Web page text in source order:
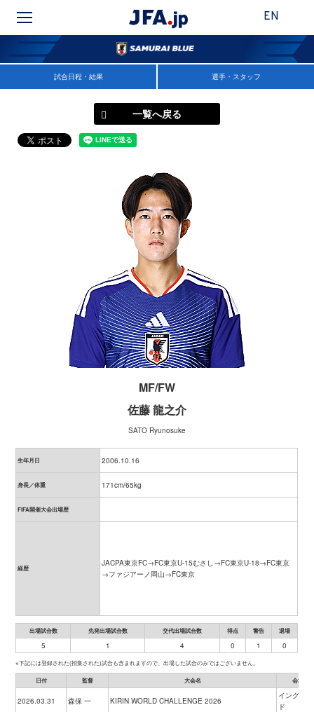
EN
試合日程・結果 選手・スタッフ
一覧へ戻る
MF/FW
佐藤 龍之介
SATO Ryunosuke
生年月日 2006.10.16
身長／体重 171cm/65kg
FIFA開催大会出場歴
経歴
JACPA東京FC→FC東京U-15むさし→FC東京U-18→FC東京
→ファジアーノ岡山→FC東京
出場試合数 先発出場試合数 交代出場試合数 得点 警告 退場
5 1 4 0 1 0
※下記には登録された(招集された)試合も含まれますので、出場した試合のみではございません。
日付 監督 大会名 会場
2026.03.31 森保 一 KIRIN WORLD CHALLENGE 2026
イングラン
ド